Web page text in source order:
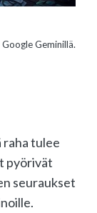
Geminillä.
raha tulee
pyörivät
seuraukset